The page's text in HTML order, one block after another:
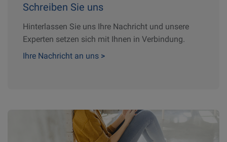
Schreiben Sie uns
Hinterlassen Sie uns Ihre Nachricht und unsere
Experten setzen sich mit Ihnen in Verbindung.
Ihre Nachricht an uns >